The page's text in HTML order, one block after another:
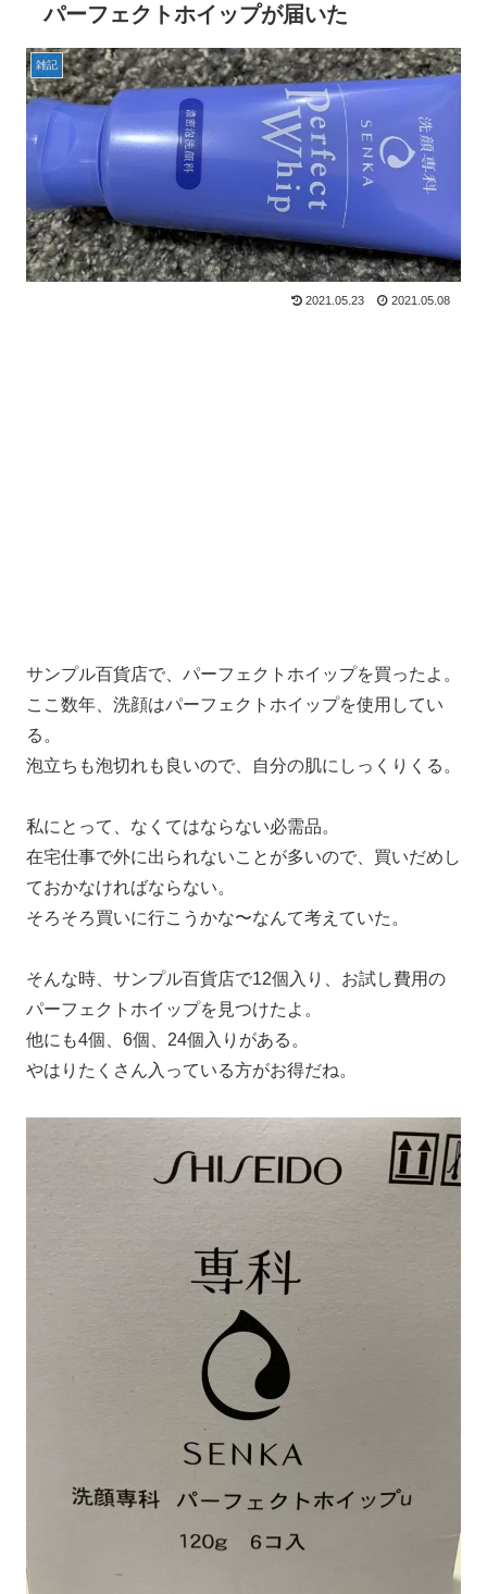
パーフェクトホイップが届いた
雑記
2021.05.23 2021.05.08
サンプル百貨店で、パーフェクトホイップを買ったよ。
ここ数年、洗顔はパーフェクトホイップを使用してい
る。
泡立ちも泡切れも良いので、自分の肌にしっくりくる。
私にとって、なくてはならない必需品。
在宅仕事で外に出られないことが多いので、買いだめし
ておかなければならない。
そろそろ買いに行こうかな〜なんて考えていた。
そんな時、サンプル百貨店で12個入り、お試し費用の
パーフェクトホイップを見つけたよ。
他にも4個、6個、24個入りがある。
やはりたくさん入っている方がお得だね。